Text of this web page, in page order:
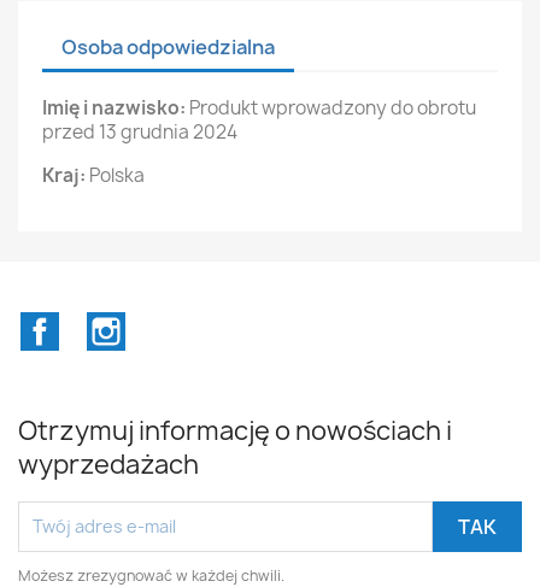
Osoba odpowiedzialna
Imię i nazwisko: Produkt wprowadzony do obrotu
przed 13 grudnia 2024
Kraj: Polska
Facebook
Otrzymuj informację o nowościach i
wyprzedażach
Możesz zrezygnować w każdej chwili.